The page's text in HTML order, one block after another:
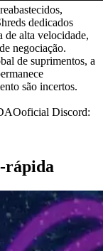
dedicados
de alta velocidade,
negociação.
de suprimentos, a
são incertos.
Discord:
rápida